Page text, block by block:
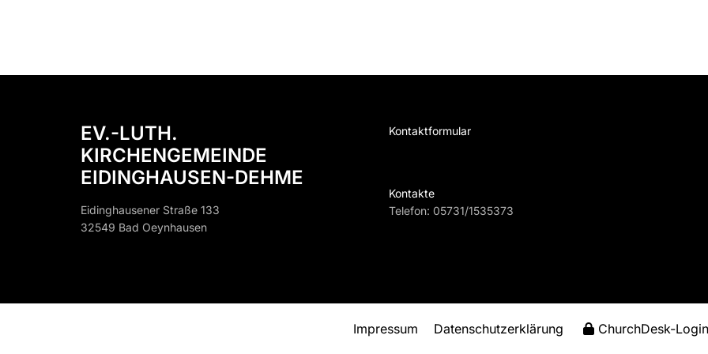
EV.-LUTH.
KIRCHENGEMEINDE
EIDINGHAUSEN-DEHME
Eidinghausener Straße 133
32549 Bad Oeynhausen
Kontaktformular
Kontakte
Telefon: 05731/1535373
Impressum Datenschutzerklärung ChurchDesk-Login